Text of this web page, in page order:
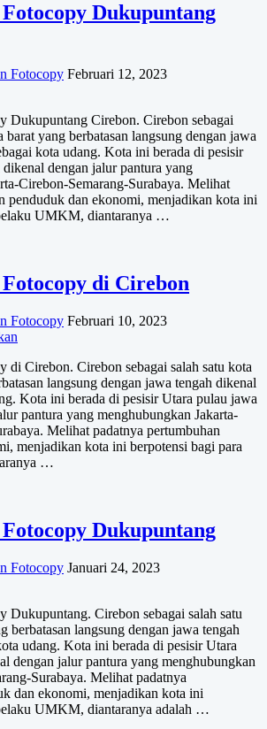
Dukupuntang
Fotocopy Februari 12, 2023
Dukupuntang Cirebon. Cirebon sebagai
barat yang berbatasan langsung dengan jawa
kota udang. Kota ini berada di pesisir
dengan jalur pantura yang
Cirebon-Semarang-Surabaya. Melihat
penduduk dan ekonomi, menjadikan kota ini
UMKM, diantaranya …
di Cirebon
Fotocopy Februari 10, 2023
Mesin
Fotocopy
di
Cirebon
di Cirebon. Cirebon sebagai salah satu kota
langsung dengan jawa tengah dikenal
Kota ini berada di pesisir Utara pulau jawa
pantura yang menghubungkan Jakarta-
Melihat padatnya pertumbuhan
menjadikan kota ini berpotensi bagi para
…
Dukupuntang
Fotocopy Januari 24, 2023
Dukupuntang. Cirebon sebagai salah satu
berbatasan langsung dengan jawa tengah
udang. Kota ini berada di pesisir Utara
dengan jalur pantura yang menghubungkan
Surabaya. Melihat padatnya
dan ekonomi, menjadikan kota ini
UMKM, diantaranya adalah …